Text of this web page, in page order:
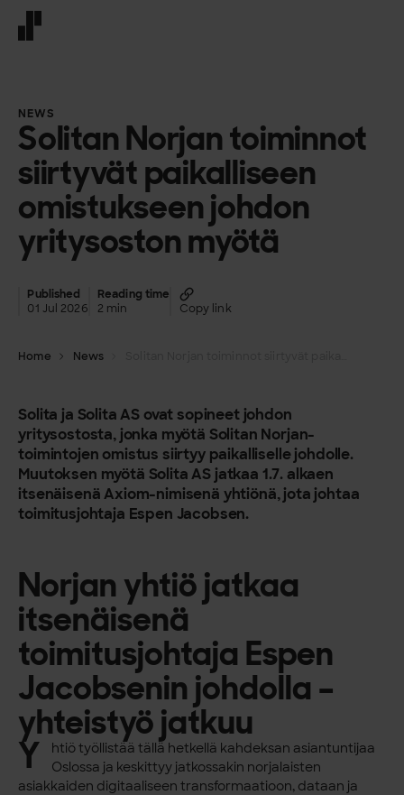
NEWS
Solitan Norjan toiminnot
siirtyvät paikalliseen
omistukseen johdon
yritysoston myötä
Published
01 Jul 2026
Reading time
2 min
Copy link
Home News
Solita ja Solita AS ovat sopineet johdon
yritysostosta, jonka myötä Solitan Norjan-
toimintojen omistus siirtyy paikalliselle johdolle.
Muutoksen myötä Solita AS jatkaa 1.7. alkaen
itsenäisenä Axiom-nimisenä yhtiönä, jota johtaa
toimitusjohtaja Espen Jacobsen.
Norjan yhtiö jatkaa
itsenäisenä
toimitusjohtaja Espen
Jacobsenin johdolla –
yhteistyö jatkuu
Y
htiö työllistää tällä hetkellä kahdeksan asiantuntijaa
Oslossa ja keskittyy jatkossakin norjalaisten
asiakkaiden digitaaliseen transformaatioon, dataan ja